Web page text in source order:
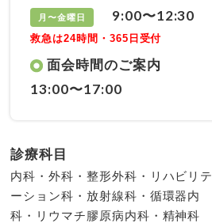
月〜金曜日 9:00〜12:30
救急は24時間・365日受付
面会時間のご案内
13:00〜17:00
診療科目
内科・外科・整形外科・リハビリテ
ーション科・放射線科・循環器内
科・リウマチ膠原病内科・精神科